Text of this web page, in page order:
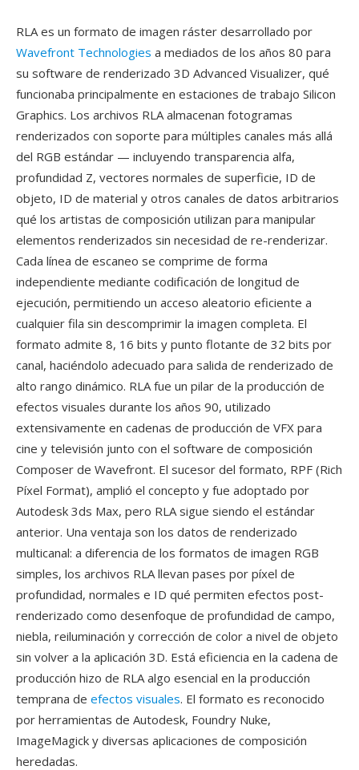
RLA es un formato de imagen ráster desarrollado por
Wavefront Technologies a mediados de los años 80 para
su software de renderizado 3D Advanced Visualizer, qué
funcionaba principalmente en estaciones de trabajo Silicon
Graphics. Los archivos RLA almacenan fotogramas
renderizados con soporte para múltiples canales más allá
del RGB estándar — incluyendo transparencia alfa,
profundidad Z, vectores normales de superficie, ID de
objeto, ID de material y otros canales de datos arbitrarios
qué los artistas de composición utilizan para manipular
elementos renderizados sin necesidad de re-renderizar.
Cada línea de escaneo se comprime de forma
independiente mediante codificación de longitud de
ejecución, permitiendo un acceso aleatorio eficiente a
cualquier fila sin descomprimir la imagen completa. El
formato admite 8, 16 bits y punto flotante de 32 bits por
canal, haciéndolo adecuado para salida de renderizado de
alto rango dinámico. RLA fue un pilar de la producción de
efectos visuales durante los años 90, utilizado
extensivamente en cadenas de producción de VFX para
cine y televisión junto con el software de composición
Composer de Wavefront. El sucesor del formato, RPF (Rich
Píxel Format), amplió el concepto y fue adoptado por
Autodesk 3ds Max, pero RLA sigue siendo el estándar
anterior. Una ventaja son los datos de renderizado
multicanal: a diferencia de los formatos de imagen RGB
simples, los archivos RLA llevan pases por píxel de
profundidad, normales e ID qué permiten efectos post-
renderizado como desenfoque de profundidad de campo,
niebla, reiluminación y corrección de color a nivel de objeto
sin volver a la aplicación 3D. Está eficiencia en la cadena de
producción hizo de RLA algo esencial en la producción
temprana de efectos visuales. El formato es reconocido
por herramientas de Autodesk, Foundry Nuke,
ImageMagick y diversas aplicaciones de composición
heredadas.